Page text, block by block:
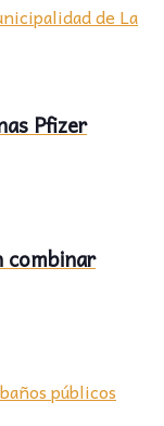
de La
Pfizer
combinar